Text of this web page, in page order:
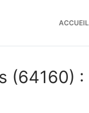
ACCUEIL
(64160) :